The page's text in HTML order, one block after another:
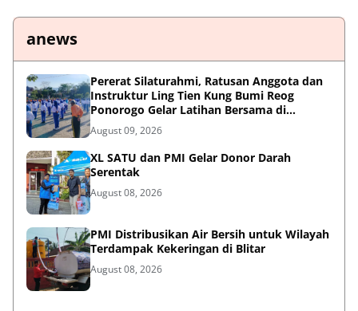
anews
Pererat Silaturahmi, Ratusan Anggota dan
Instruktur Ling Tien Kung Bumi Reog
Ponorogo Gelar Latihan Bersama di
Embung Pakel
August 09, 2026
XL SATU dan PMI Gelar Donor Darah
Serentak
August 08, 2026
PMI Distribusikan Air Bersih untuk Wilayah
Terdampak Kekeringan di Blitar
August 08, 2026